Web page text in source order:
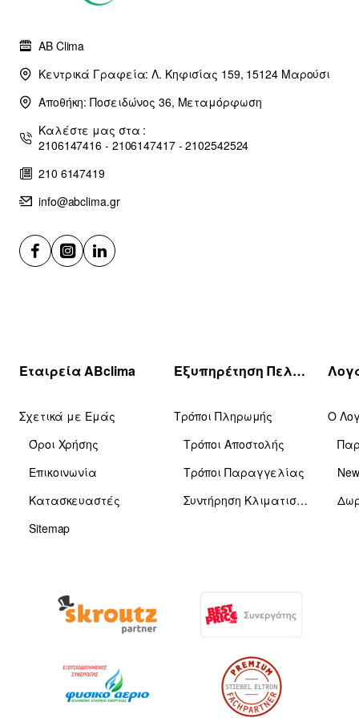
AB Clima
Κεντρικά Γραφεία: Λ. Κηφισίας 159, 15124 Μαρούσι
Αποθήκη: Ποσειδώνος 36, Μεταμόρφωση
Καλέστε μας στα :
2106147416 - 2106147417 - 2102542524
210 6147419
info@abclima.gr
Εταιρεία ABclima
Σχετικά με Εμάς
Όροι Χρήσης
Επικοινωνία
Κατασκευαστές
Sitemap
Εξυπηρέτηση Πελατών
Τρόποι Πληρωμής
Τρόποι Αποστολής
Τρόποι Παραγγελίας
Συντήρηση Κλιματιστικών
Ο